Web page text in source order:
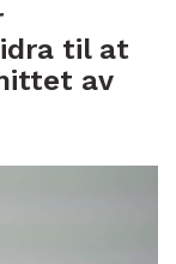
til at
av